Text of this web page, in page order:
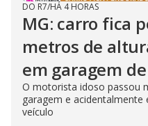
DO R7/HÁ 4 HORAS
MG: carro fica
metros de
em garagem
O motorista idoso passou
garagem e
veículo